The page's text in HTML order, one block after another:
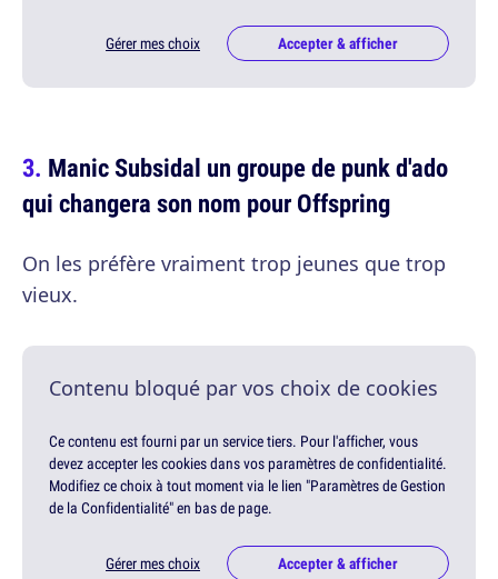
Gérer mes choix Accepter & afficher
Manic Subsidal un groupe de punk d'ado
qui changera son nom pour Offspring
On les préfère vraiment trop jeunes que trop
vieux.
Contenu bloqué par vos choix de cookies
Ce contenu est fourni par un service tiers. Pour l'afficher, vous
devez accepter les cookies dans vos paramètres de confidentialité.
Modifiez ce choix à tout moment via le lien "Paramètres de Gestion
de la Confidentialité" en bas de page.
Gérer mes choix Accepter & afficher